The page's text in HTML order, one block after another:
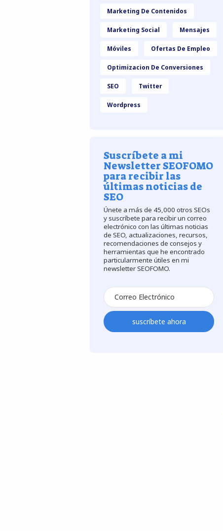
Marketing De Contenidos
Marketing Social Mensajes
Móviles Ofertas De Empleo
Optimizacion De Conversiones
SEO Twitter
Wordpress
Suscríbete a mi
Newsletter SEOFOMO
para recibir las
últimas noticias de
SEO
Únete a más de 45,000 otros SEOs
y suscríbete para recibir un correo
electrónico con las últimas noticias
de SEO, actualizaciones, recursos,
recomendaciones de consejos y
herramientas que he encontrado
particularmente útiles en mi
newsletter SEOFOMO.
suscríbete ahora